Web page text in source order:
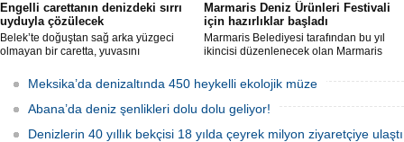
Engelli carettanın denizdeki sırrı
uyduyla çözülecek
Belek’te doğuştan sağ arka yüzgeci
olmayan bir caretta, yuvasını
üzerine bıraktı. "DOA" adı verilen deniz
kaplumbağasına ilk kez uydu izleme
cihazı takıldı ve denize uğurlandı.
Marmaris Deniz Ürünleri Festivali
için hazırlıklar başladı
Marmaris Belediyesi tarafından bu yıl
ikincisi düzenlenecek olan Marmaris
tarihleri arasında Selimiye
Mahallesi'nde gerçekleştirilecek.
Festivalde deniz ürünleri, yöresel
lezzetler ve kentin kıyı kültürü ön plana
çıkarılacak.
Meksika’da denizaltında 450 heykelli ekolojik müze
Abana’da deniz şenlikleri dolu dolu geliyor!
Denizlerin 40 yıllık bekçisi 18 yılda çeyrek milyon ziyaretçiye ulaştı